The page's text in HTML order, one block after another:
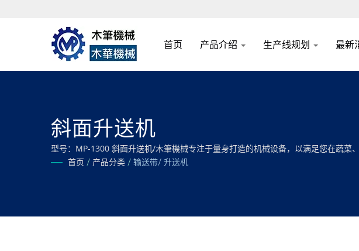
首页 产品介绍 生产线规划 最新
斜面升送机
型号：MP-1300 斜面升送机/木筆機械专注于量身打造的机械设备，以满足您在蔬菜
首页 / 产品分类 / 输送带/ 升送机